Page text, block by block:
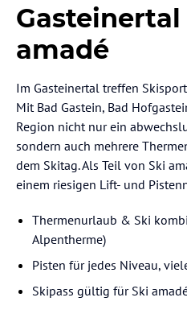
Gasteinertal
amadé
Im Gasteinertal treffen
Mit Bad Gastein, Bad
Region nicht nur ein
sondern auch mehrere
dem Skitag. Als Teil von Ski
einem riesigen Lift- und
Thermenurlaub & Ski
Alpentherme)
Pisten für jedes Niveau,
Skipass gültig für Ski